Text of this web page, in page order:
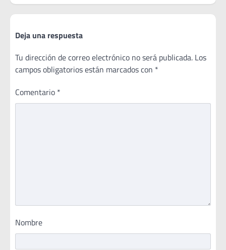
Deja una respuesta
Tu dirección de correo electrónico no será publicada. Los
campos obligatorios están marcados con *
Comentario *
Nombre